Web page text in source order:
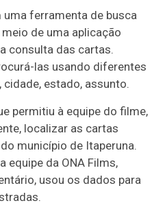
ferramenta de busca
de uma aplicação
consulta das cartas.
las usando diferentes
estado, assunto.
permitiu à equipe do filme,
localizar as cartas
município de Itaperuna.
equipe da ONA Films,
usou os dados para